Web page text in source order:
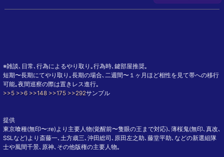
※雑談､日常､行為によるやり取り｡行為時､鍵部屋推奨｡
短期〜長期にてやり取り｡長期の場合､二週間〜１ヶ月ほど相性を見て帯への移行
可能｡夜間巡察の際は置きレス進行｡
>>5 >>6 >>148 >>175 >>292サンプル
提供
東京喰種(無印〜:re)より主要人物(覚醒前〜隻眼の王まで対応)､薄桜鬼(無印､真改､
SSLなど)より斎藤一､土方歳三､沖田総司､原田左之助､藤堂平助､などの新選組隊
士や風間千景､原神､その他版権の主要人物｡